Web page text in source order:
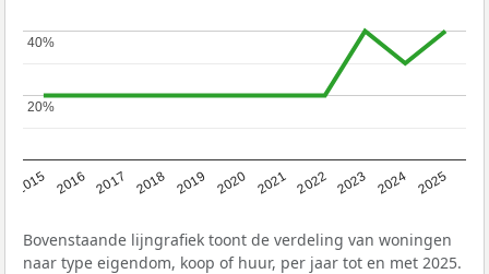
2015 2016 2017 2018 2019 2020 2021 2022 2023 2024 2025
20%
20%
40%
40%
Bovenstaande lijngrafiek toont de verdeling van woningen
naar type eigendom, koop of huur, per jaar tot en met 2025.